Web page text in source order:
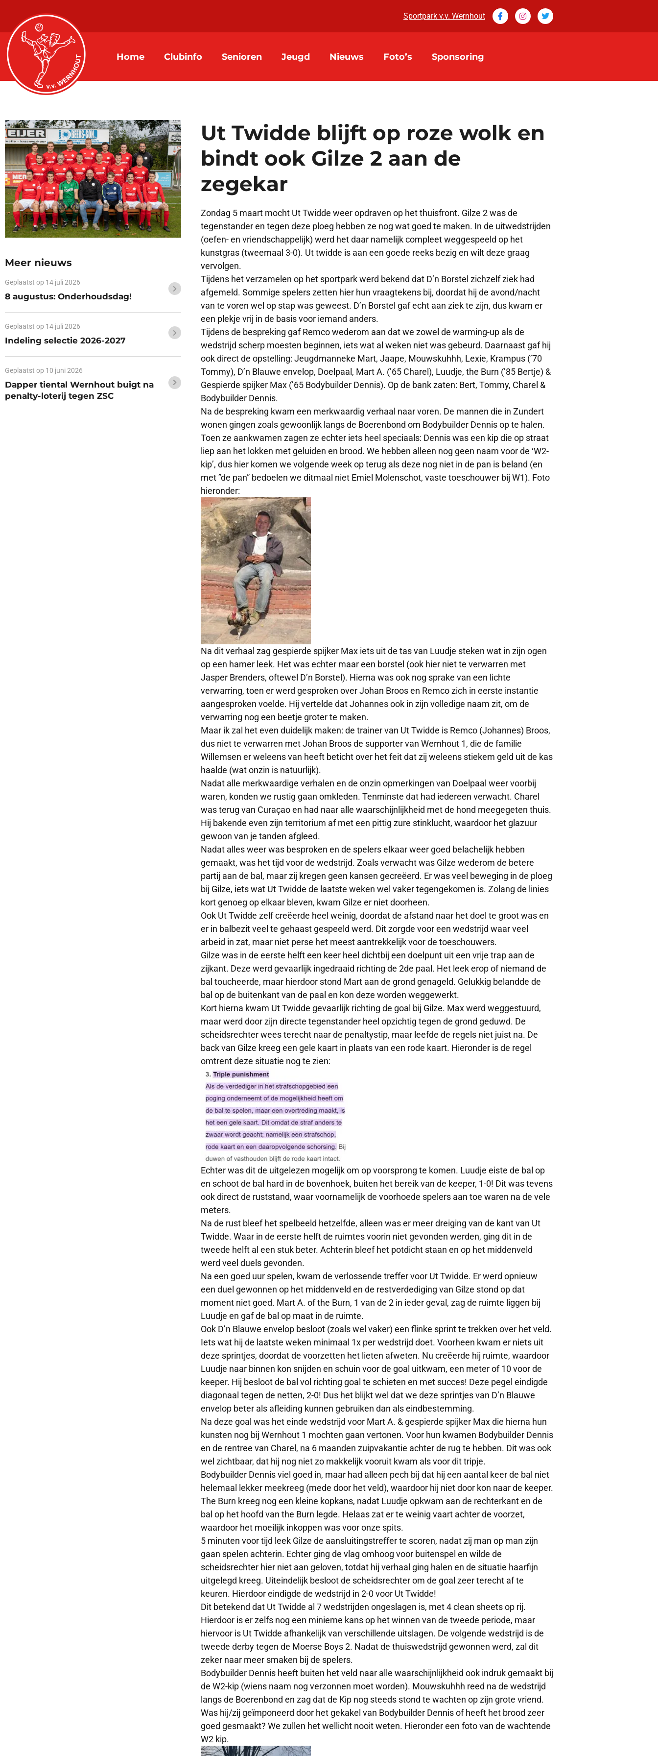
Sportpark v.v. Wernhout
Home Clubinfo Senioren Jeugd Nieuws Foto’s Sponsoring
Meer nieuws
Geplaatst op 14 juli 2026
8 augustus: Onderhoudsdag!
Geplaatst op 14 juli 2026
Indeling selectie 2026-2027
Geplaatst op 10 juni 2026
Dapper tiental Wernhout buigt na
penalty-loterij tegen ZSC
Ut Twidde blijft op roze wolk en
bindt ook Gilze 2 aan de
zegekar
Zondag 5 maart mocht Ut Twidde weer opdraven op het thuisfront. Gilze 2 was de
tegenstander en tegen deze ploeg hebben ze nog wat goed te maken. In de uitwedstrijden
(oefen- en vriendschappelijk) werd het daar namelijk compleet weggespeeld op het
kunstgras (tweemaal 3-0). Ut twidde is aan een goede reeks bezig en wilt deze graag
vervolgen.
Tijdens het verzamelen op het sportpark werd bekend dat D’n Borstel zichzelf ziek had
afgemeld. Sommige spelers zetten hier hun vraagtekens bij, doordat hij de avond/nacht
van te voren wel op stap was geweest. D’n Borstel gaf echt aan ziek te zijn, dus kwam er
een plekje vrij in de basis voor iemand anders.
Tijdens de bespreking gaf Remco wederom aan dat we zowel de warming-up als de
wedstrijd scherp moesten beginnen, iets wat al weken niet was gebeurd. Daarnaast gaf hij
ook direct de opstelling: Jeugdmanneke Mart, Jaape, Mouwskuhhh, Lexie, Krampus (’70
Tommy), D’n Blauwe envelop, Doelpaal, Mart A. (’65 Charel), Luudje, the Burn (’85 Bertje) &
Gespierde spijker Max (’65 Bodybuilder Dennis). Op de bank zaten: Bert, Tommy, Charel &
Bodybuilder Dennis.
Na de bespreking kwam een merkwaardig verhaal naar voren. De mannen die in Zundert
wonen gingen zoals gewoonlijk langs de Boerenbond om Bodybuilder Dennis op te halen.
Toen ze aankwamen zagen ze echter iets heel speciaals: Dennis was een kip die op straat
liep aan het lokken met geluiden en brood. We hebben alleen nog geen naam voor de ‘W2-
kip’, dus hier komen we volgende week op terug als deze nog niet in de pan is beland (en
met ”de pan” bedoelen we ditmaal niet Emiel Molenschot, vaste toeschouwer bij W1). Foto
hieronder:
Na dit verhaal zag gespierde spijker Max iets uit de tas van Luudje steken wat in zijn ogen
op een hamer leek. Het was echter maar een borstel (ook hier niet te verwarren met
Jasper Brenders, oftewel D’n Borstel). Hierna was ook nog sprake van een lichte
verwarring, toen er werd gesproken over Johan Broos en Remco zich in eerste instantie
aangesproken voelde. Hij vertelde dat Johannes ook in zijn volledige naam zit, om de
verwarring nog een beetje groter te maken.
Maar ik zal het even duidelijk maken: de trainer van Ut Twidde is Remco (Johannes) Broos,
dus niet te verwarren met Johan Broos de supporter van Wernhout 1, die de familie
Willemsen er weleens van heeft beticht over het feit dat zij weleens stiekem geld uit de kas
haalde (wat onzin is natuurlijk).
Nadat alle merkwaardige verhalen en de onzin opmerkingen van Doelpaal weer voorbij
waren, konden we rustig gaan omkleden. Tenminste dat had iedereen verwacht. Charel
was terug van Curaçao en had naar alle waarschijnlijkheid met de hond meegegeten thuis.
Hij bakende even zijn territorium af met een pittig zure stinklucht, waardoor het glazuur
gewoon van je tanden afgleed.
Nadat alles weer was besproken en de spelers elkaar weer goed belachelijk hebben
gemaakt, was het tijd voor de wedstrijd. Zoals verwacht was Gilze wederom de betere
partij aan de bal, maar zij kregen geen kansen gecreëerd. Er was veel beweging in de ploeg
bij Gilze, iets wat Ut Twidde de laatste weken wel vaker tegengekomen is. Zolang de linies
kort genoeg op elkaar bleven, kwam Gilze er niet doorheen.
Ook Ut Twidde zelf creëerde heel weinig, doordat de afstand naar het doel te groot was en
er in balbezit veel te gehaast gespeeld werd. Dit zorgde voor een wedstrijd waar veel
arbeid in zat, maar niet perse het meest aantrekkelijk voor de toeschouwers.
Gilze was in de eerste helft een keer heel dichtbij een doelpunt uit een vrije trap aan de
zijkant. Deze werd gevaarlijk ingedraaid richting de 2de paal. Het leek erop of niemand de
bal toucheerde, maar hierdoor stond Mart aan de grond genageld. Gelukkig belandde de
bal op de buitenkant van de paal en kon deze worden weggewerkt.
Kort hierna kwam Ut Twidde gevaarlijk richting de goal bij Gilze. Max werd weggestuurd,
maar werd door zijn directe tegenstander heel opzichtig tegen de grond geduwd. De
scheidsrechter wees terecht naar de penaltystip, maar leefde de regels niet juist na. De
back van Gilze kreeg een gele kaart in plaats van een rode kaart. Hieronder is de regel
omtrent deze situatie nog te zien:
Echter was dit de uitgelezen mogelijk om op voorsprong te komen. Luudje eiste de bal op
en schoot de bal hard in de bovenhoek, buiten het bereik van de keeper, 1-0! Dit was tevens
ook direct de ruststand, waar voornamelijk de voorhoede spelers aan toe waren na de vele
meters.
Na de rust bleef het spelbeeld hetzelfde, alleen was er meer dreiging van de kant van Ut
Twidde. Waar in de eerste helft de ruimtes voorin niet gevonden werden, ging dit in de
tweede helft al een stuk beter. Achterin bleef het potdicht staan en op het middenveld
werd veel duels gevonden.
Na een goed uur spelen, kwam de verlossende treffer voor Ut Twidde. Er werd opnieuw
een duel gewonnen op het middenveld en de restverdediging van Gilze stond op dat
moment niet goed. Mart A. of the Burn, 1 van de 2 in ieder geval, zag de ruimte liggen bij
Luudje en gaf de bal op maat in de ruimte.
Ook D’n Blauwe envelop besloot (zoals wel vaker) een flinke sprint te trekken over het veld.
Iets wat hij de laatste weken minimaal 1x per wedstrijd doet. Voorheen kwam er niets uit
deze sprintjes, doordat de voorzetten het lieten afweten. Nu creëerde hij ruimte, waardoor
Luudje naar binnen kon snijden en schuin voor de goal uitkwam, een meter of 10 voor de
keeper. Hij besloot de bal vol richting goal te schieten en met succes! Deze pegel eindigde
diagonaal tegen de netten, 2-0! Dus het blijkt wel dat we deze sprintjes van D’n Blauwe
envelop beter als afleiding kunnen gebruiken dan als eindbestemming.
Na deze goal was het einde wedstrijd voor Mart A. & gespierde spijker Max die hierna hun
kunsten nog bij Wernhout 1 mochten gaan vertonen. Voor hun kwamen Bodybuilder Dennis
en de rentree van Charel, na 6 maanden zuipvakantie achter de rug te hebben. Dit was ook
wel zichtbaar, dat hij nog niet zo makkelijk vooruit kwam als voor dit tripje.
Bodybuilder Dennis viel goed in, maar had alleen pech bij dat hij een aantal keer de bal niet
helemaal lekker meekreeg (mede door het veld), waardoor hij niet door kon naar de keeper.
The Burn kreeg nog een kleine kopkans, nadat Luudje opkwam aan de rechterkant en de
bal op het hoofd van the Burn legde. Helaas zat er te weinig vaart achter de voorzet,
waardoor het moeilijk inkoppen was voor onze spits.
5 minuten voor tijd leek Gilze de aansluitingstreffer te scoren, nadat zij man op man zijn
gaan spelen achterin. Echter ging de vlag omhoog voor buitenspel en wilde de
scheidsrechter hier niet aan geloven, totdat hij verhaal ging halen en de situatie haarfijn
uitgelegd kreeg. Uiteindelijk besloot de scheidsrechter om de goal zeer terecht af te
keuren. Hierdoor eindigde de wedstrijd in 2-0 voor Ut Twidde!
Dit betekend dat Ut Twidde al 7 wedstrijden ongeslagen is, met 4 clean sheets op rij.
Hierdoor is er zelfs nog een minieme kans op het winnen van de tweede periode, maar
hiervoor is Ut Twidde afhankelijk van verschillende uitslagen. De volgende wedstrijd is de
tweede derby tegen de Moerse Boys 2. Nadat de thuiswedstrijd gewonnen werd, zal dit
zeker naar meer smaken bij de spelers.
Bodybuilder Dennis heeft buiten het veld naar alle waarschijnlijkheid ook indruk gemaakt bij
de W2-kip (wiens naam nog verzonnen moet worden). Mouwskuhhh reed na de wedstrijd
langs de Boerenbond en zag dat de Kip nog steeds stond te wachten op zijn grote vriend.
Was hij/zij geïmponeerd door het gekakel van Bodybuilder Dennis of heeft het brood zeer
goed gesmaakt? We zullen het wellicht nooit weten. Hieronder een foto van de wachtende
W2 kip.